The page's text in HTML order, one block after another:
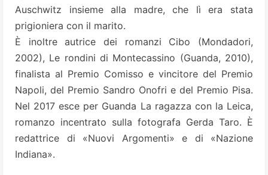
Auschwitz insieme alla madre, che lì era stata
prigioniera con il marito.
È inoltre autrice dei romanzi Cibo (Mondadori,
2002), Le rondini di Montecassino (Guanda, 2010),
finalista al Premio Comisso e vincitore del Premio
Napoli, del Premio Sandro Onofri e del Premio Pisa.
Nel 2017 esce per Guanda La ragazza con la Leica,
romanzo incentrato sulla fotografa Gerda Taro. È
redattrice di «Nuovi Argomenti» e di «Nazione
Indiana».